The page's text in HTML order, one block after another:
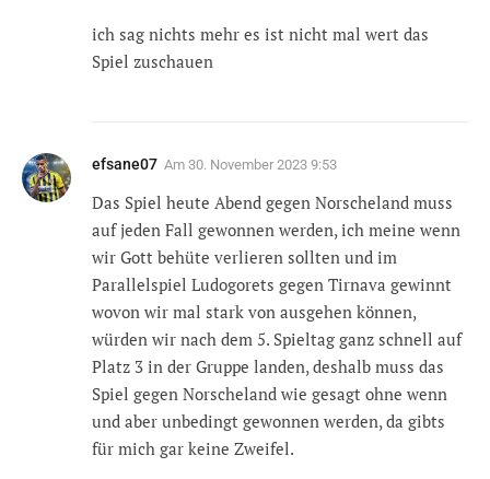
ich sag nichts mehr es ist nicht mal wert das
Spiel zuschauen
efsane07 Am 30. November 2023 9:53
Das Spiel heute Abend gegen Norscheland muss
auf jeden Fall gewonnen werden, ich meine wenn
wir Gott behüte verlieren sollten und im
Parallelspiel Ludogorets gegen Tirnava gewinnt
wovon wir mal stark von ausgehen können,
würden wir nach dem 5. Spieltag ganz schnell auf
Platz 3 in der Gruppe landen, deshalb muss das
Spiel gegen Norscheland wie gesagt ohne wenn
und aber unbedingt gewonnen werden, da gibts
für mich gar keine Zweifel.